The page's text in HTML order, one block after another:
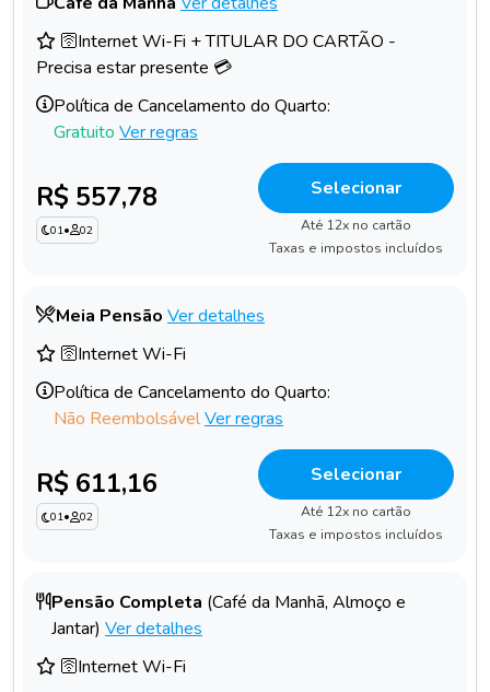
🛜Internet Wi-Fi + TITULAR DO CARTÃO -
Precisa estar presente 💳
Política de Cancelamento do Quarto:
Gratuito Ver regras
R$ 557,78
01• 02
Selecionar
Até 12x no cartão
Taxas e impostos incluídos
Meia Pensão Ver detalhes
🛜Internet Wi-Fi
Política de Cancelamento do Quarto:
Não ReembolsávelVer regras
R$ 611,16
01• 02
Selecionar
Até 12x no cartão
Taxas e impostos incluídos
Pensão Completa (Café da Manhã, Almoço e
Jantar) Ver detalhes
🛜Internet Wi-Fi